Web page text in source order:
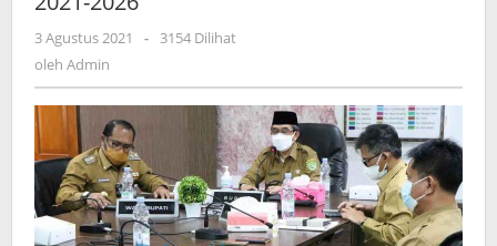
2026
3 Agustus 2021
oleh
- 3154 Dilihat
oleh Admin